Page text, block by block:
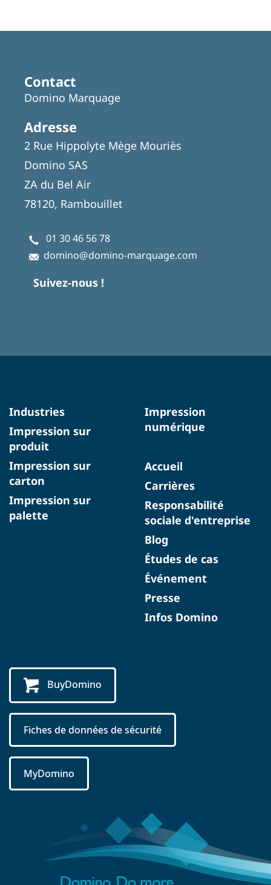
Contact
Domino Marquage
Adresse
2 Rue Hippolyte Mège Mouriès
Domino SAS
ZA du Bel Air
78120, Rambouillet
01 30 46 56 78
domino@domino-marquage.com
Suivez-nous !
Industries
Impression sur
produit
Impression sur
carton
Impression sur
palette
Impression
numérique
Accueil
Carrières
Responsabilité
sociale d'entreprise
Blog
Études de cas
Événement
Presse
Infos Domino
BuyDomino
Fiches de données de sécurité
MyDomino